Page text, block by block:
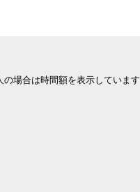
場合は時間額を表示しています